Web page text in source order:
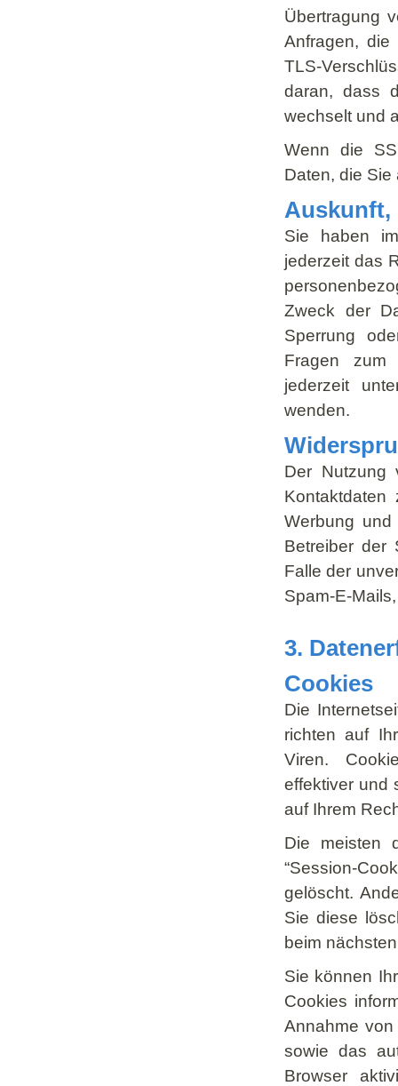
Übertragung
Anfragen,
TLS-
daran, dass
wechselt und
Wenn die
Daten, die
Auskunft,
Sie haben
jederzeit das
Zweck der
Sperrung
Fragen zum
jederzeit
wenden.
Der Nutzung
Kontaktdaten
Werbung und
Betreiber der
Falle der
Spam-E-
3.
Cookies
Die
richten auf
Viren.
effektiver und
auf Ihrem
Die meisten
“Session-
gelöscht.
Sie diese
beim
Sie können
Cookies
Annahme
sowie das
Browser